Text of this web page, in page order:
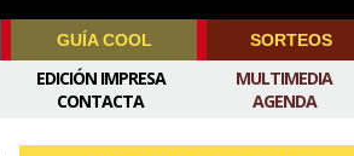
GUÍA COOL SORTEOS
MULTIMEDIA
AGENDA
EDICIÓN IMPRESA
CONTACTA